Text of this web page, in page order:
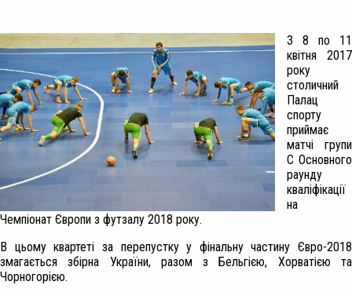
З 8 по 11
квітня 2017
року
столичний
Палац
спорту
приймає
матчі групи
C Основного
раунду
кваліфікації
на
Чемпіонат Європи з футзалу 2018 року.
В цьому квартеті за перепустку у фінальну частину Євро-2018
змагається збірна України, разом з Бельгією, Хорватією та
Чорногорією.